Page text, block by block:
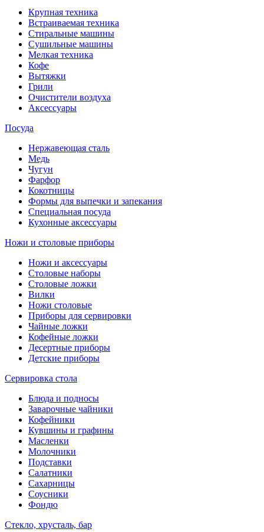
Крупная техника
Встраиваемая техника
Стиральные машины
Сушильные машины
Мелкая техника
Кофе
Вытяжки
Грили
Очистители воздуха
Аксессуары
Посуда
Нержавеющая сталь
Медь
Чугун
Фарфор
Кокотницы
Формы для выпечки и запекания
Специальная посуда
Кухонные аксессуары
Ножи и столовые приборы
Ножи и аксессуары
Столовые наборы
Столовые ложки
Вилки
Ножи столовые
Приборы для сервировки
Чайные ложки
Кофейные ложки
Десертные приборы
Детские приборы
Сервировка стола
Блюда и подносы
Заварочные чайники
Кофейники
Кувшины и графины
Масленки
Молочники
Подставки
Салатники
Сахарницы
Соусники
Фондю
Стекло, хрусталь, бар